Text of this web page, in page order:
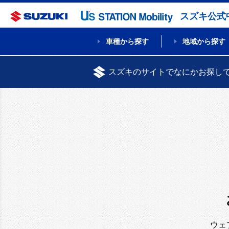
スズキ公式
車種から探す 地域から探す
スズキのサイトでなにかお探し
ウェ